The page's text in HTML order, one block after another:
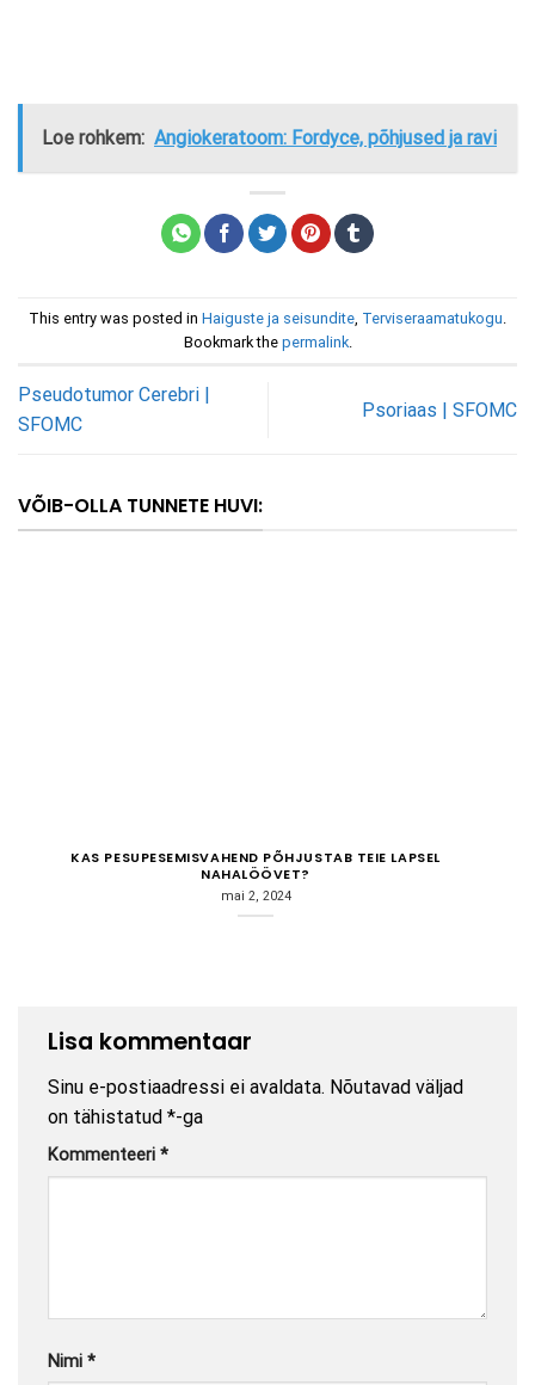
Loe rohkem: Angiokeratoom: Fordyce, põhjused ja ravi
This entry was posted in Haiguste ja seisundite Terviseraamatukogu
Bookmark the permalink.
Pseudotumor Cerebri |
SFOMC
Psoriaas | SFOMC
VÕIB-OLLA TUNNETE HUVI:
KAS PESUPESEMISVAHEND PÕHJUSTAB TEIE LAPSEL
NAHALÖÖVET?
mai 2, 2024
Lisa kommentaar
Sinu e-postiaadressi ei avaldata. Nõutavad väljad
on tähistatud *-ga
Kommenteeri *
Nimi *